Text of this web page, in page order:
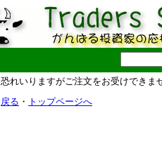
恐れいりますがご注文をお受けできま
戻る ・ トップページへ